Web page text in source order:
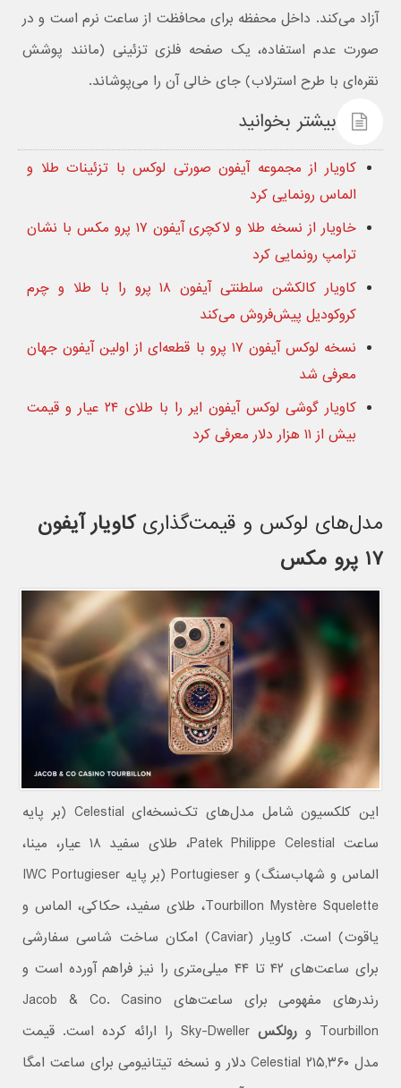
آزاد می‌کند. داخل محفظه برای محافظت از ساعت نرم است و در
صورت عدم استفاده، یک صفحه فلزی تزئینی (مانند پوشش
نقره‌ای با طرح استرلاب) جای خالی آن را می‌پوشاند.
بیشتر بخوانید
کاویار از مجموعه آیفون صورتی لوکس با تزئینات طلا و
الماس رونمایی کرد
خاویار از نسخه طلا و لاکچری آیفون ۱۷ پرو مکس با نشان
ترامپ رونمایی کرد
کاویار کالکشن سلطنتی آیفون ۱۸ پرو را با طلا و چرم
کروکودیل پیش‌فروش می‌کند
نسخه لوکس آیفون ۱۷ پرو با قطعه‌ای از اولین آیفون جهان
معرفی شد
کاویار گوشی لوکس آیفون ایر را با طلای ۲۴ عیار و قیمت
بیش از ۱۱ هزار دلار معرفی کرد
مدل‌های لوکس و قیمت‌گذاریکاویار آیفون
۱۷ پرو مکس
این کلکسیون شامل مدل‌های تک‌نسخه‌ای Celestial (بر پایه
ساعت Patek Philippe Celestial، طلای سفید ۱۸ عیار، مینا،
الماس و شهاب‌سنگ) و Portugieser (بر پایه IWC Portugieser
Tourbillon Mystère Squelette، طلای سفید، حکاکی، الماس و
یاقوت) است. کاویار (Caviar) امکان ساخت شاسی سفارشی
برای ساعت‌های ۴۲ تا ۴۴ میلی‌متری را نیز فراهم آورده است و
رندرهای مفهومی برای ساعت‌های Jacob & Co. Casino
Tourbillon و
رولکس
Sky-Dweller را ارائه کرده است. قیمت
مدل Celestial ۲۱۵,۳۶۰ دلار و نسخه تیتانیومی برای ساعت امگا